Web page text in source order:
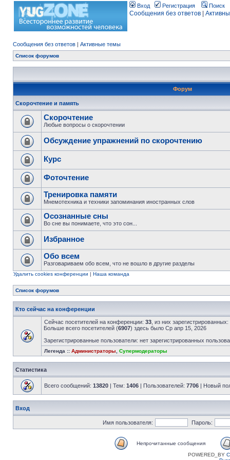
Вход Регистрация Поиск
Сообщения без ответов
Сообщения без ответов | Активные темы
Список форумов
Форум
Скорочтение и память
Скорочтение
Любые вопросы о скорочтении
Обсуждение упражнений по скорочтению
Курс
Фоточтение
Тренировка памяти
Мнемотехника и техники запоминания иностранных слов
Осознанные сны
Во сне вы понимаете, что это сон...
Избранное
Обо всем
Разговариваем обо всем, что не вошло в другие разделы
Удалить cookies конференции | Наша команда
Список форумов
Кто сейчас на конференции
Сейчас посетителей на конференции: 33 , из них
Больше всего посетителей (6907) здесь было Ср апр 15, 2026
Зарегистрированные пользователи: нет зарегистрированных
Легенда :: Администраторы Супермодераторы
Статистика
Всего сообщений: 13820 | Тем: 1406 | Пользователей: 7706 | Новый
Вход
Имя пользователя: Пароль:
Непрочитанные сообщения
POWERED_BY